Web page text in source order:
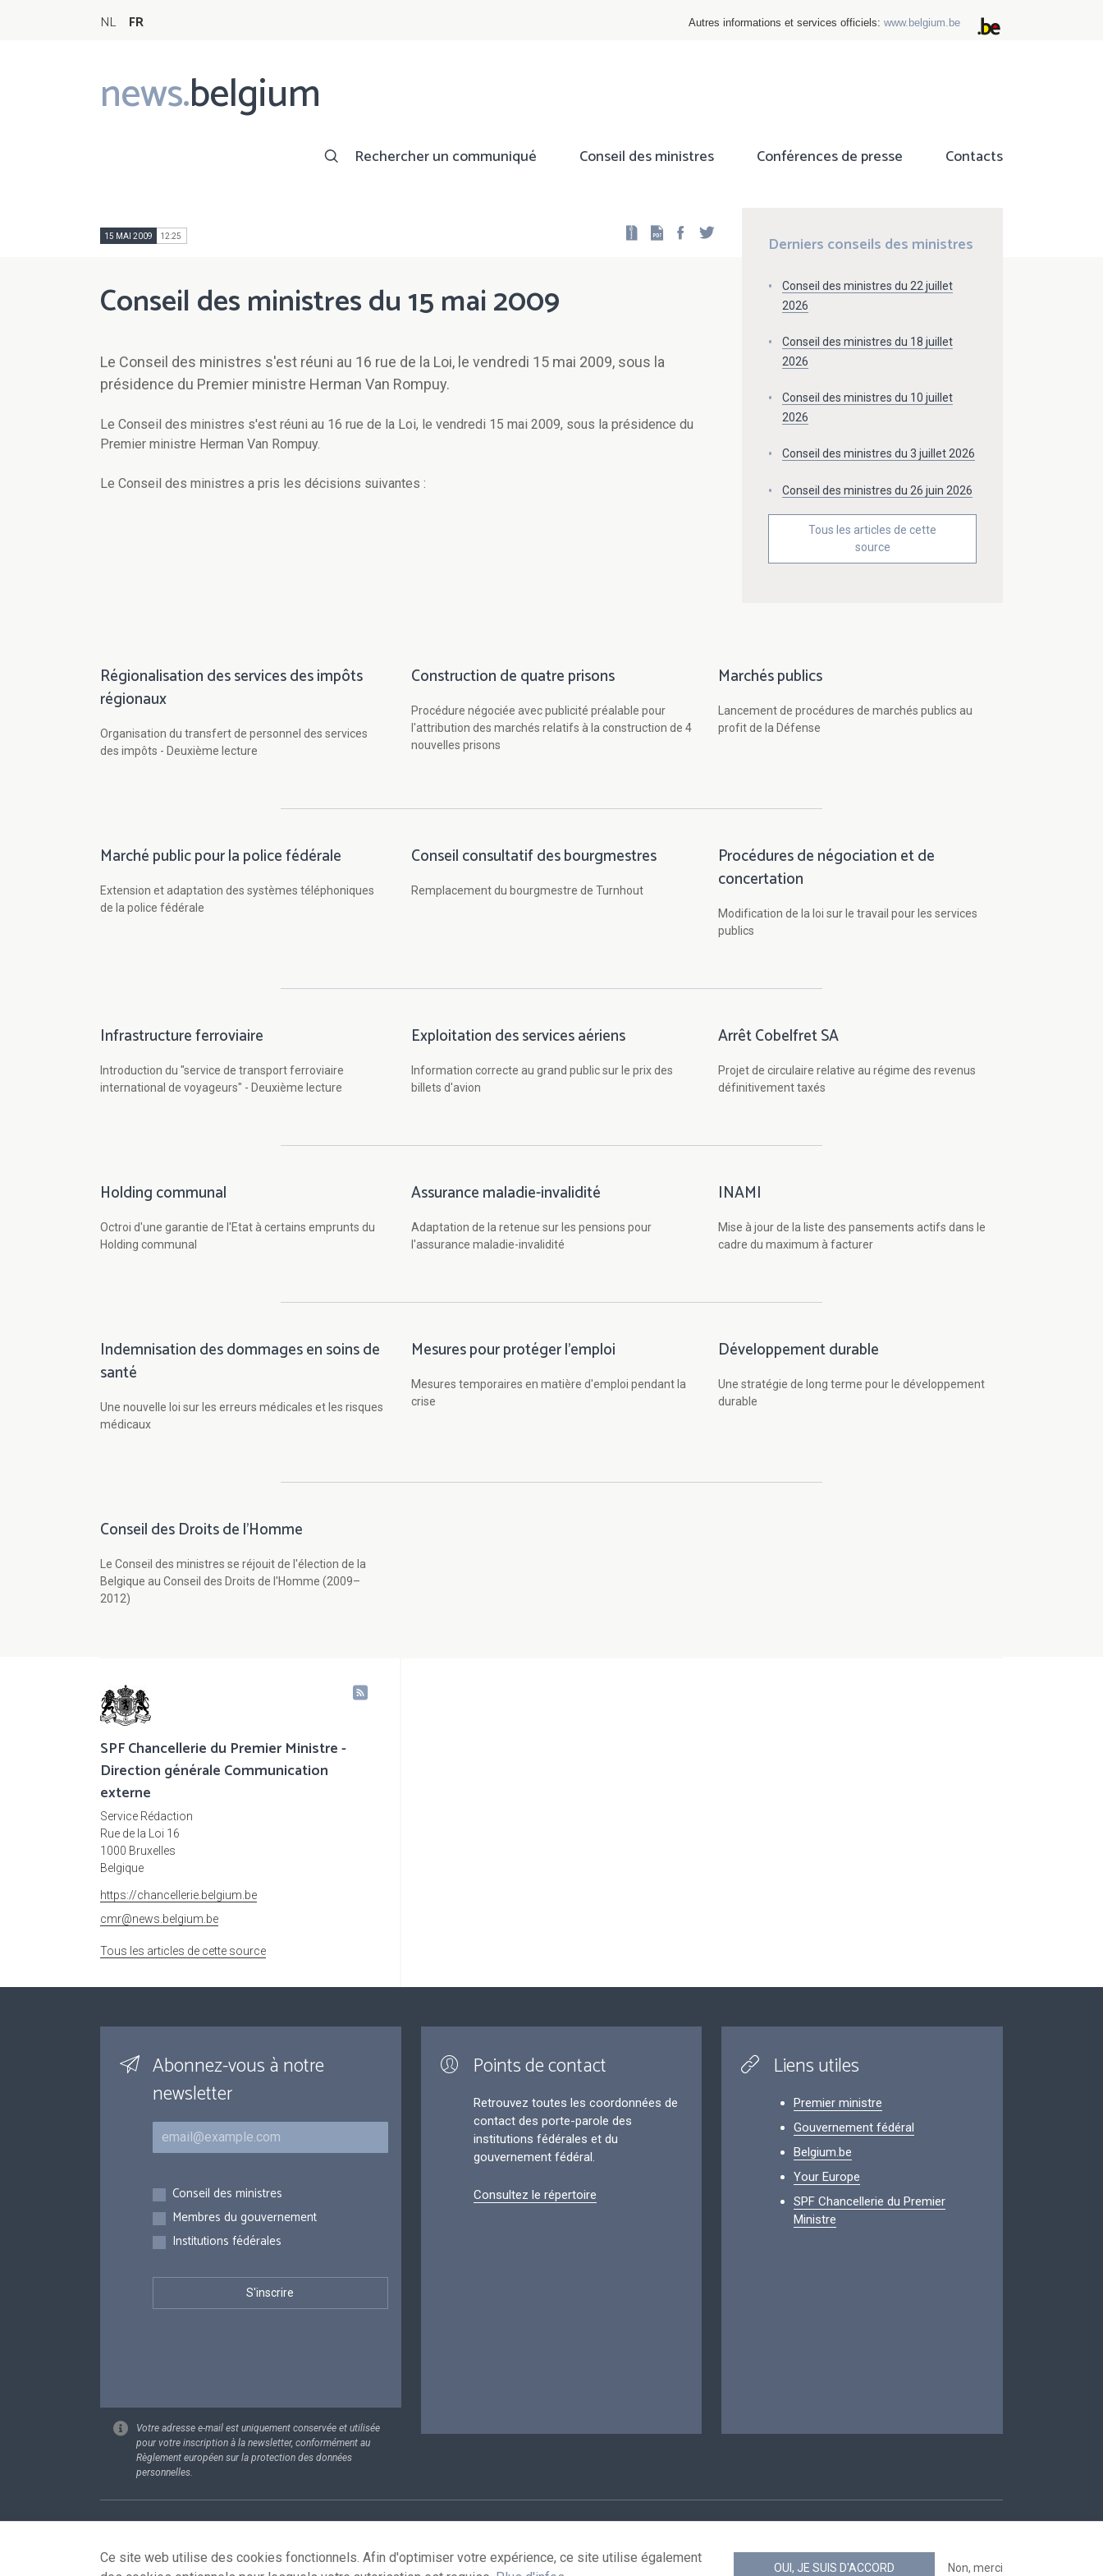
NL FR Autres informations et services officiels: www.belgium.be
news.belgium
Main
navigation
Rechercher un communiqué Conseil des ministres Conférences de presse Contacts
15 MAI 2009 12:25 Facebook
Conseil des ministres du 15 mai 2009
Le Conseil des ministres s'est réuni au 16 rue de la Loi, le vendredi 15 mai 2009, sous la
présidence du Premier ministre Herman Van Rompuy.
Le Conseil des ministres s'est réuni au 16 rue de la Loi, le vendredi 15 mai 2009, sous la présidence du
Premier ministre Herman Van Rompuy.
Le Conseil des ministres a pris les décisions suivantes :
Derniers conseils des ministres
Conseil des ministres du 22 juillet
2026
Conseil des ministres du 18 juillet
2026
Conseil des ministres du 10 juillet
2026
Conseil des ministres du 3 juillet 2026
Conseil des ministres du 26 juin 2026
Tous les articles de cette
source
Régionalisation des services des impôts
régionaux
Organisation du transfert de personnel des services
des impôts - Deuxième lecture
Construction de quatre prisons
Procédure négociée avec publicité préalable pour
l'attribution des marchés relatifs à la construction de 4
nouvelles prisons
Marchés publics
Lancement de procédures de marchés publics au
profit de la Défense
Marché public pour la police fédérale
Extension et adaptation des systèmes téléphoniques
de la police fédérale
Conseil consultatif des bourgmestres
Remplacement du bourgmestre de Turnhout
Procédures de négociation et de
concertation
Modification de la loi sur le travail pour les services
publics
Infrastructure ferroviaire
Introduction du "service de transport ferroviaire
international de voyageurs" - Deuxième lecture
Exploitation des services aériens
Information correcte au grand public sur le prix des
billets d'avion
Arrêt Cobelfret SA
Projet de circulaire relative au régime des revenus
définitivement taxés
Holding communal
Octroi d'une garantie de l'Etat à certains emprunts du
Holding communal
Assurance maladie-invalidité
Adaptation de la retenue sur les pensions pour
l'assurance maladie-invalidité
INAMI
Mise à jour de la liste des pansements actifs dans le
cadre du maximum à facturer
Indemnisation des dommages en soins de
santé
Une nouvelle loi sur les erreurs médicales et les risques
médicaux
Mesures pour protéger l'emploi
Mesures temporaires en matière d'emploi pendant la
crise
Développement durable
Une stratégie de long terme pour le développement
durable
Conseil des Droits de l'Homme
Le Conseil des ministres se réjouit de l'élection de la
Belgique au Conseil des Droits de l'Homme (2009–
2012)
SPF Chancellerie du Premier Ministre -
Direction générale Communication
externe
Service Rédaction
Rue de la Loi 16
1000 Bruxelles
Belgique
https://chancellerie.belgium.be
cmr@news.belgium.be
Tous les articles de cette source
Abonnez-vous à notre
newsletter
Courriel
Inscriptions
Conseil des ministres
Membres du gouvernement
Institutions fédérales
Votre adresse e-mail est uniquement conservée et utilisée
pour votre inscription à la newsletter, conformément au
Règlement européen sur la protection des données
personnelles.
Points de contact
Retrouvez toutes les coordonnées de
contact des porte-parole des
institutions fédérales et du
gouvernement fédéral.
Consultez le répertoire
Liens utiles
Premier ministre
Gouvernement fédéral
Belgium.be
Your Europe
SPF Chancellerie du Premier
Ministre
Footer
Ce site web utilise des cookies fonctionnels. Afin d'optimiser votre expérience, ce site utilise également
OUI, JE SUIS D'ACCORD Non, merci